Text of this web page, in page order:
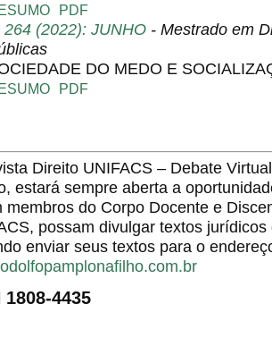
PDF
264 (2022): JUNHO - Mestrado em
DO MEDO E
PDF
Direito UNIFACS – Debate
estará sempre aberta a
membros do Corpo Docente e
possam divulgar textos
enviar seus textos para o
1808-4435